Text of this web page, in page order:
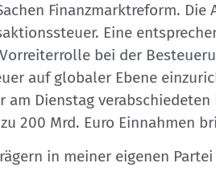
Finanzmarktreform.
Eine
bei der
auf globaler Ebene
Dienstag
200 Mrd. Euro Einnahmen
in meiner eigenen